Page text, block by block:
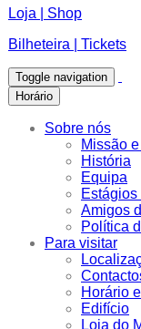
Loja | Shop
Bilheteira | Tickets
Toggle navigation
Horário
Sobre nós
Missão
História
Equipa
Amigos
Política
Para visitar
Horário
Edifício
Loja do